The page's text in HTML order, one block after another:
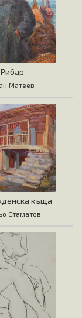
Рибар
Матеев
къща
Стаматов